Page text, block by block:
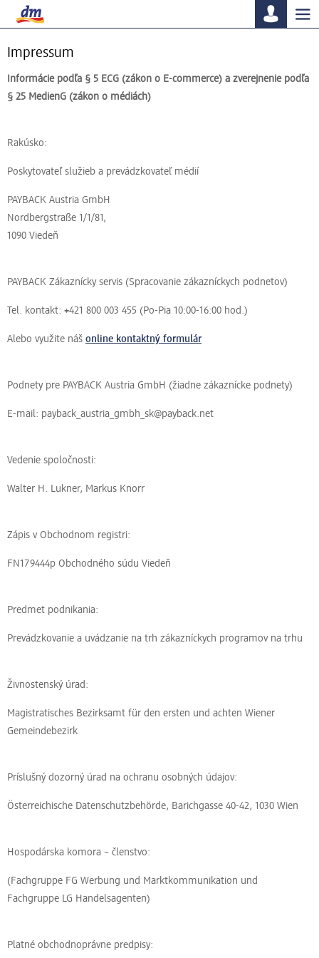
Impressum
Informácie podľa § 5 ECG (zákon o E-commerce) a zverejnenie podľa
§ 25 MedienG (zákon o médiách)
Rakúsko:
Poskytovateľ služieb a prevádzkovateľ médií
PAYBACK Austria GmbH
Nordbergstraße 1/1/81,
1090 Viedeň
PAYBACK Zákaznícky servis (Spracovanie zákazníckych podnetov)
Tel. kontakt: +421 800 003 455 (Po-Pia 10:00-16:00 hod.)
Alebo využite náš online kontaktný formulár
Podnety pre PAYBACK Austria GmbH (žiadne zákaznícke podnety)
E-mail: payback_austria_gmbh_sk@payback.net
Vedenie spoločnosti:
Walter H. Lukner, Markus Knorr
Zápis v Obchodnom registri:
FN179444p Obchodného súdu Viedeň
Predmet podnikania:
Prevádzkovanie a uvádzanie na trh zákazníckych programov na trhu
Živnostenský úrad:
Magistratisches Bezirksamt für den ersten und achten Wiener
Gemeindebezirk
Príslušný dozorný úrad na ochranu osobných údajov:
Österreichische Datenschutzbehörde, Barichgasse 40-42, 1030 Wien
Hospodárska komora – členstvo:
(Fachgruppe FG Werbung und Marktkommunikation und
Fachgruppe LG Handelsagenten)
Platné obchodnoprávne predpisy: